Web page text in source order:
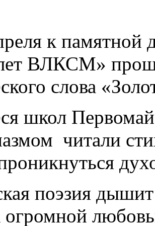
к памятной
ВЛКСМ»
слова
школ
читали
поэзия
огромной